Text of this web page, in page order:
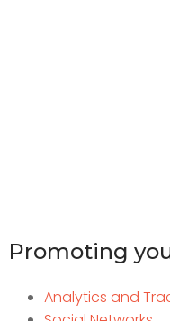
Promoting
Analytics and